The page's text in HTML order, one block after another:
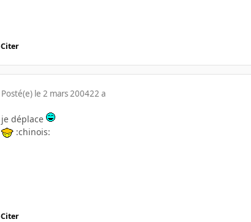
Citer
Posté(e) le 2 mars 200422 a
je déplace
:chinois:
Citer